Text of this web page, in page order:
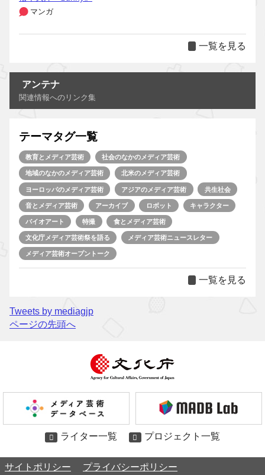
マンガ
一覧を見る
アンテナ
関連情報へのリンク集
テーマタグ一覧
教育とメディア芸術 社会のなかのメディア芸術
地域のなかのメディア芸術 北米のメディア芸術
ヨーロッパのメディア芸術 アジアのメディア芸術 共生社会
音とメディア芸術 アーカイブ ロボット キャラクター
バイオアート 特撮 食とメディア芸術
文化庁メディア芸術祭を語る メディア芸術ニュースレター
メディア芸術オープントーク
一覧を見る
Tweets by mediagjp
ページの先頭へ
ライター一覧 プロジェクト一覧
サイトポリシー プライバシーポリシー